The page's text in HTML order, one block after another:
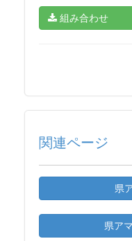
組み合わせ
関連ページ
県
県ア